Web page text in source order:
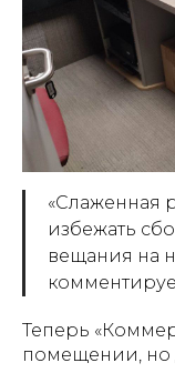
«Слаженная
избежать
вещания на
Теперь
помещении, но